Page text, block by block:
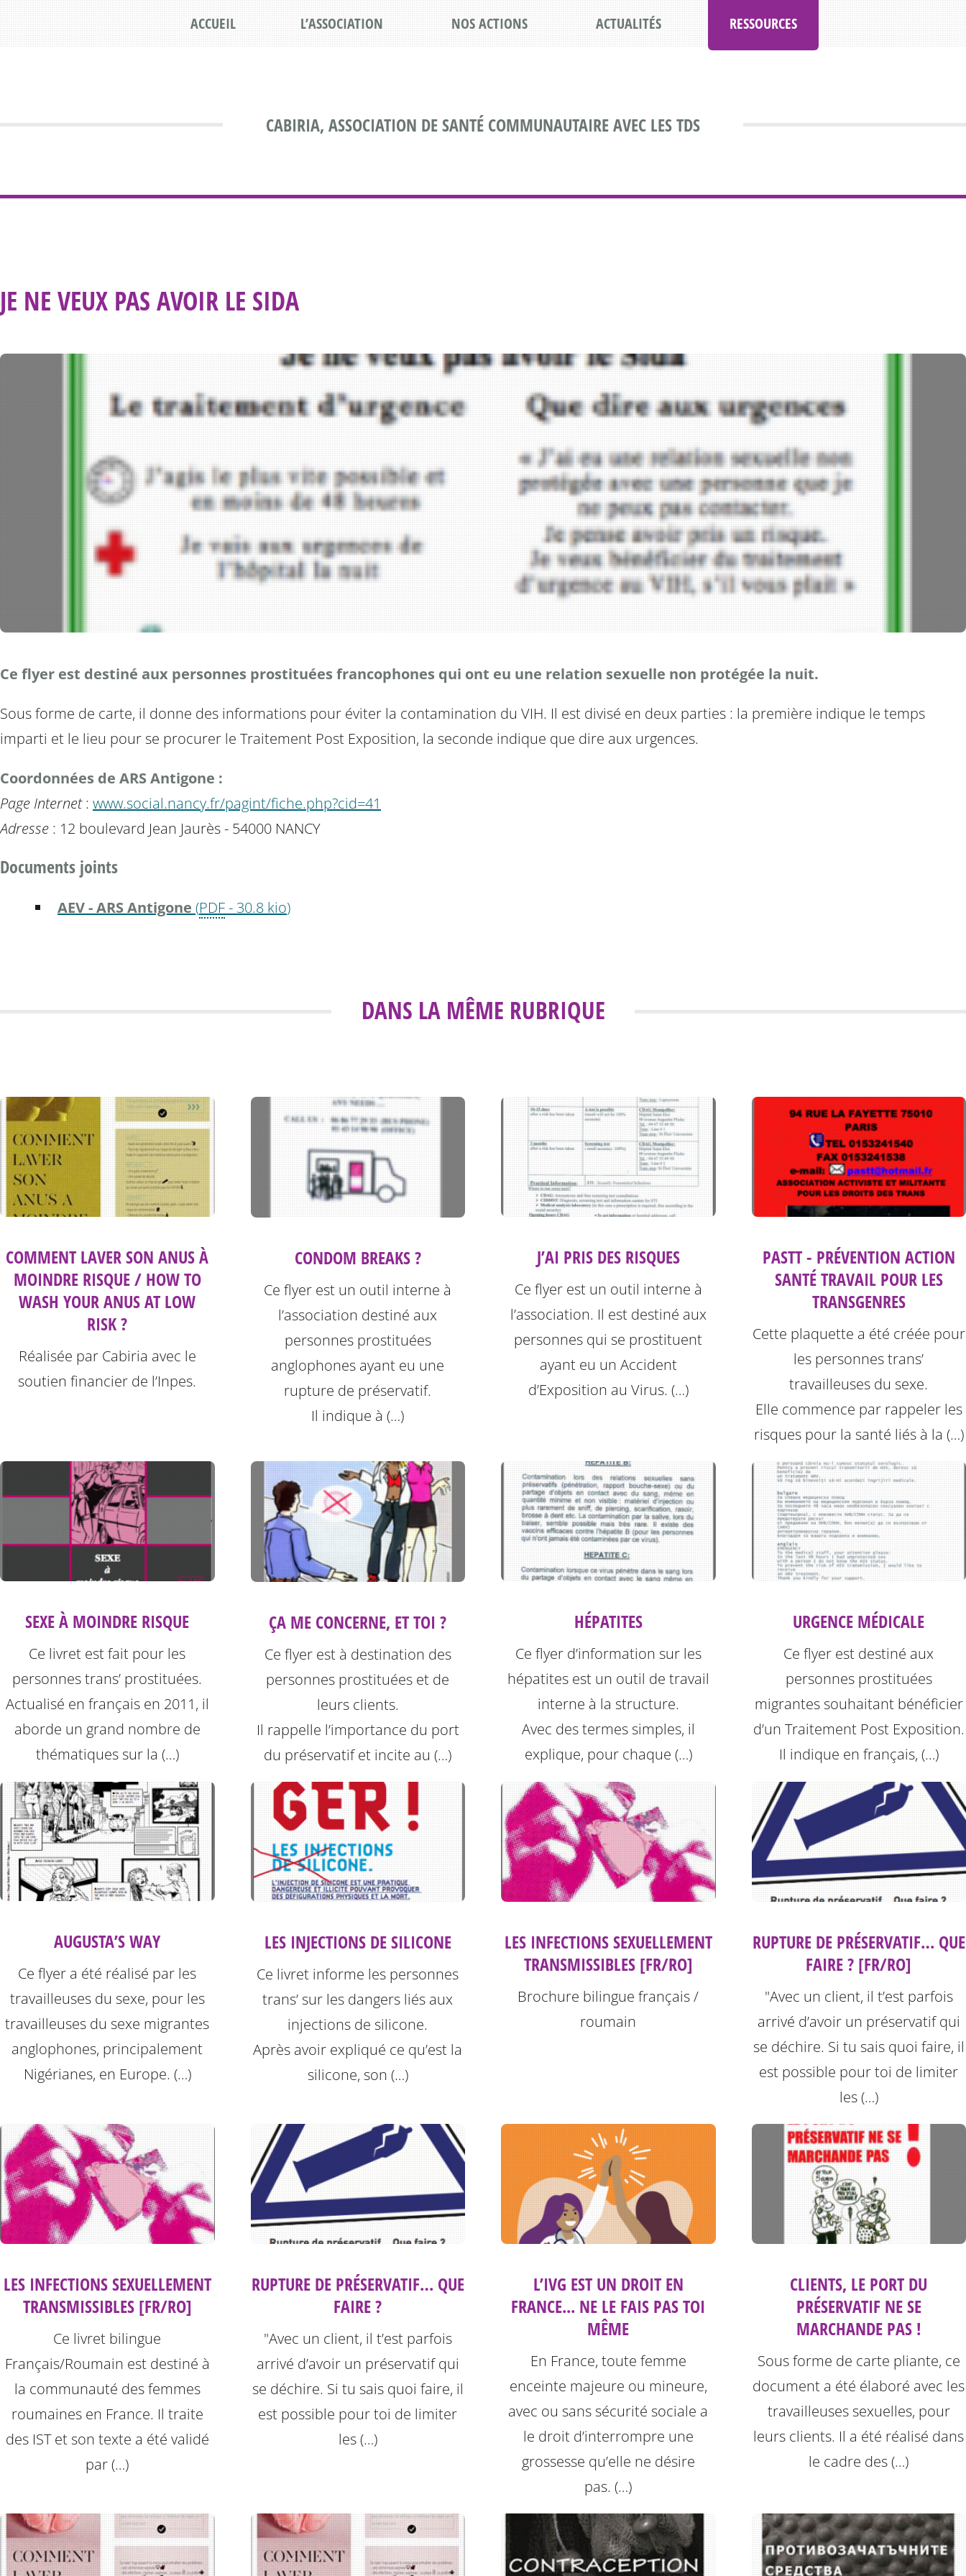
CABIRIA, ASSOCIATION DE SANTÉ COMMUNAUTAIRE AVEC LES TDS
ACCUEIL L’ASSOCIATION NOS ACTIONS ACTUALITÉS RESSOURCES
JE NE VEUX PAS AVOIR LE SIDA
Ce flyer est destiné aux personnes prostituées francophones qui ont eu une relation sexuelle non protégée la nuit.
Sous forme de carte, il donne des informations pour éviter la contamination du VIH. Il est divisé en deux parties : la première indique le temps
imparti et le lieu pour se procurer le Traitement Post Exposition, la seconde indique que dire aux urgences.
Coordonnées de ARS Antigone :
Page Internet: www.social.nancy.fr/pagint/fiche.php?cid=41
Adresse : 12 boulevard Jean Jaurès - 54000 NANCY
Documents joints
AEV - ARS Antigone (PDF- 30.8 kio)
DANS LA MÊME RUBRIQUE
COMMENT LAVER SON ANUS À
MOINDRE RISQUE / HOW TO
WASH YOUR ANUS AT LOW
RISK ?
Réalisée par Cabiria avec le
soutien financier de l’Inpes.
CONDOM BREAKS ?
Ce flyer est un outil interne à
l’association destiné aux
personnes prostituées
anglophones ayant eu une
rupture de préservatif.
Il indique à (…)
J’AI PRIS DES RISQUES
Ce flyer est un outil interne à
l’association. Il est destiné aux
personnes qui se prostituent
ayant eu un Accident
d’Exposition au Virus. (…)
PASTT - PRÉVENTION ACTION
SANTÉ TRAVAIL POUR LES
TRANSGENRES
Cette plaquette a été créée pour
les personnes trans’
travailleuses du sexe.
Elle commence par rappeler les
risques pour la santé liés à la (…)
SEXE À MOINDRE RISQUE
Ce livret est fait pour les
personnes trans’ prostituées.
Actualisé en français en 2011, il
aborde un grand nombre de
thématiques sur la (…)
ÇA ME CONCERNE, ET TOI ?
Ce flyer est à destination des
personnes prostituées et de
leurs clients.
Il rappelle l’importance du port
du préservatif et incite au (…)
HÉPATITES
Ce flyer d’information sur les
hépatites est un outil de travail
interne à la structure.
Avec des termes simples, il
explique, pour chaque (…)
URGENCE MÉDICALE
Ce flyer est destiné aux
personnes prostituées
migrantes souhaitant bénéficier
d’un Traitement Post Exposition.
Il indique en français, (…)
AUGUSTA’S WAY
Ce flyer a été réalisé par les
travailleuses du sexe, pour les
travailleuses du sexe migrantes
anglophones, principalement
Nigérianes, en Europe. (…)
LES INJECTIONS DE SILICONE
Ce livret informe les personnes
trans’ sur les dangers liés aux
injections de silicone.
Après avoir expliqué ce qu’est la
silicone, son (…)
LES INFECTIONS SEXUELLEMENT
TRANSMISSIBLES [FR/RO]
Brochure bilingue français /
roumain
RUPTURE DE PRÉSERVATIF… QUE
FAIRE ? [FR/RO]
"Avec un client, il t’est parfois
arrivé d’avoir un préservatif qui
se déchire. Si tu sais quoi faire, il
est possible pour toi de limiter
les (…)
LES INFECTIONS SEXUELLEMENT
TRANSMISSIBLES [FR/RO]
Ce livret bilingue
Français/Roumain est destiné à
la communauté des femmes
roumaines en France. Il traite
des IST et son texte a été validé
par (…)
RUPTURE DE PRÉSERVATIF… QUE
FAIRE ?
"Avec un client, il t’est parfois
arrivé d’avoir un préservatif qui
se déchire. Si tu sais quoi faire, il
est possible pour toi de limiter
les (…)
L’IVG EST UN DROIT EN
FRANCE... NE LE FAIS PAS TOI
MÊME
En France, toute femme
enceinte majeure ou mineure,
avec ou sans sécurité sociale a
le droit d’interrompre une
grossesse qu’elle ne désire
pas. (…)
CLIENTS, LE PORT DU
PRÉSERVATIF NE SE
MARCHANDE PAS !
Sous forme de carte pliante, ce
document a été élaboré avec les
travailleuses sexuelles, pour
leurs clients. Il a été réalisé dans
le cadre des (…)